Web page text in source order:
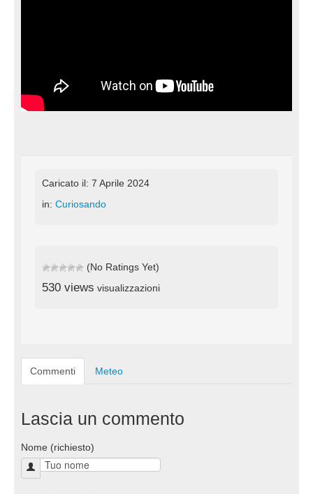
Caricato il: 7 Aprile 2024
in: Curiosando
(No Ratings Yet)
530 views visualizzazioni
Commenti Meteo
Lascia un commento
Nome (richiesto)